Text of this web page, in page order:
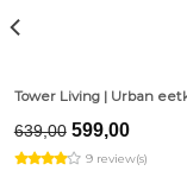
Tower Living | Urban
639,00 Original
price
was:
599,00
is:
9 review(s)